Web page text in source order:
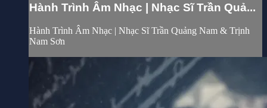
Hành Trình Âm Nhạc | Nhạc Sĩ Trần Quả...
Hành Trình Âm Nhạc | Nhạc Sĩ Trần Quảng Nam & Trịnh
Nam Sơn